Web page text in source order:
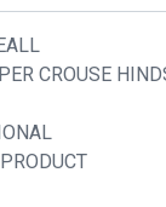
CROUSE